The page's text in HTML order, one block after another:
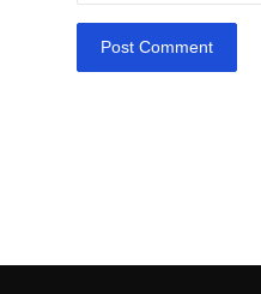
Post Comment